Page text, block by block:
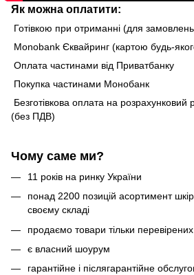
Як можна оплатити:
Готівкою при отриманні (для
Monobank Єквайринг (картою будь-
Оплата частинами від Приватбанку
Покупка частинами Монобанк
Безготівкова оплата на
(без ПДВ)
Чому саме ми?
11 років на ринку України
понад 2200 позицій асортимент
своєму складі
продаємо товари тільки
є власний шоурум
гарантійне і післягарантійне